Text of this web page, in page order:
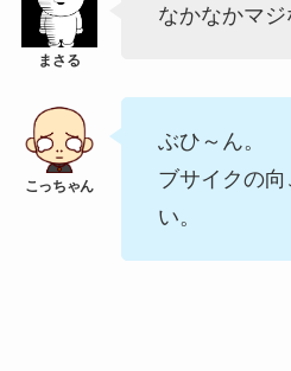
なかなかマジ
ぶひ～ん。
ブサイクの
い。